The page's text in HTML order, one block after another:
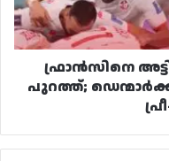
തകർത്ത്
ഓസ്‌ട്രേലിയ
പ്രീ-
ക്വാർട്ടറിൽ
ഫ്രാൻസിനെ
പുറത്ത്;